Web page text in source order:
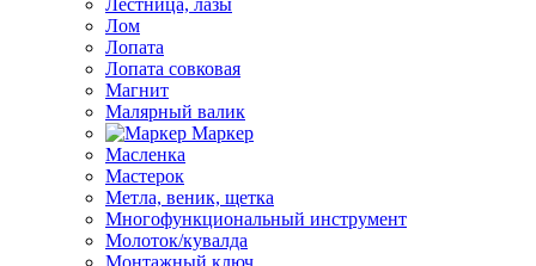
Лестница, лазы
Лом
Лопата
Лопата совковая
Магнит
Малярный валик
Маркер
Масленка
Мастерок
Метла, веник, щетка
Многофункциональный инструмент
Молоток/кувалда
Монтажный ключ